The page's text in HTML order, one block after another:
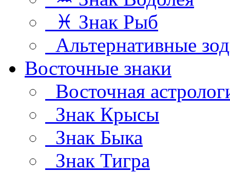
♓ Знак Рыб
Альтернативные
Восточные знаки
Восточная
Знак Крысы
Знак Быка
Знак Тигра